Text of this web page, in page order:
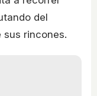
del
rincones.